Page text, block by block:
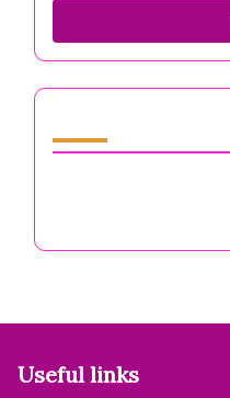
Useful links